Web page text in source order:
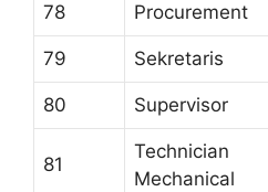
78 Procurement
79 Sekretaris
80 Supervisor
81
Technician
Mechanical